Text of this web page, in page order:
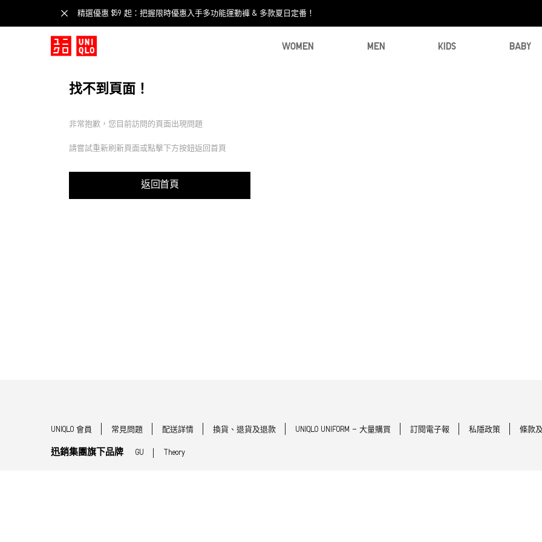
精選優惠 $59 起：把握限時優惠入手多功能運動褲 & 多款夏日定番！​
WOMEN MEN KIDS BABY
找不到頁面！
非常抱歉，您目前訪問的頁面出現問題
請嘗試重新刷新頁面或點擊下方按鈕返回首頁
返回首頁
UNIQLO 會員 常見問題 配送詳情 換貨、退貨及退款 UNIQLO UNIFORM - 大量購買 訂閱電子報 私隱政策 條款
迅銷集團旗下品牌 GU Theory